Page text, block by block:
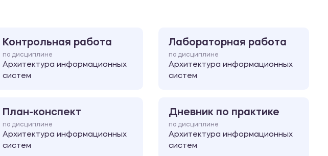
Контрольная работа
по дисциплине
Архитектура информационных
систем
Лабораторная работа
по дисциплине
Архитектура информационных
систем
План-конспект
по дисциплине
Архитектура информационных
систем
Дневник по практике
по дисциплине
Архитектура информационных
систем